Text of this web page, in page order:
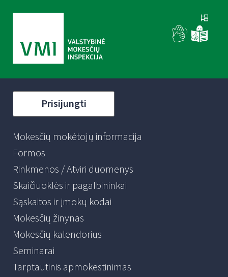
Prisijungti
Mokesčių mokėtojų informacija
Formos
Rinkmenos / Atviri duomenys
Skaičiuoklės ir pagalbininkai
Sąskaitos ir įmokų kodai
Mokesčių žinynas
Mokesčių kalendorius
Seminarai
Tarptautinis apmokestinimas